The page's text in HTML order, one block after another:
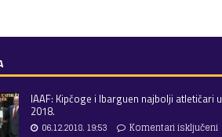
IAAF: Kipčoge i Ibarguen najbolji atletičari u
2018.
06.12.2018. 19:53
Komentari isključeni